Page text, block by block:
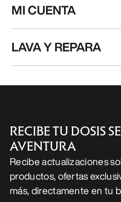
MI CUENTA
LAVA Y REPARA
RECIBE TU DOSIS
AVENTURA
Recibe actualizaciones
productos, ofertas
más, directamente en tu